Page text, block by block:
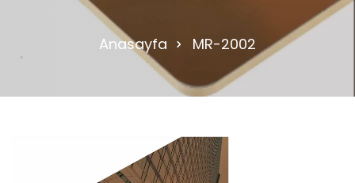
Anasayfa MR-2002